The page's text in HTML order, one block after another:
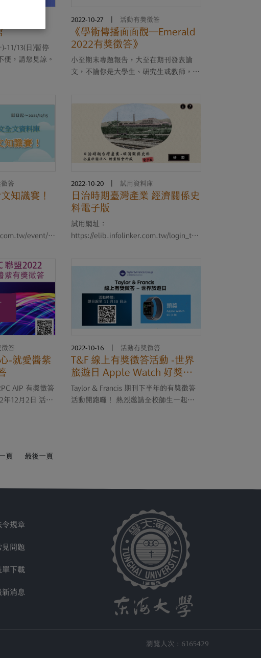
11/13(日)暫停
便，請您見諒。
2022-10-27 活動有獎徵答
《學術傳播面面觀—Emerald
2022有獎徵答》
小至期末專題報告，大至在期刊發表論
文，不論你是大學生、研究生或教師，都
除了最嚴謹的同儕審查，網路社群上的發
表也受到越來越多矚目....
答
知識賽！
event/d
即日起
國際博碩士論
續論文知識
過本....
2022-10-20 試用資料庫
日治時期臺灣產業 經濟關係史
料電子版
試用網址：
https://elib.infolinker.com.tw/login_tais
料庫整合兩個部分：「第一部：糖業聯合
會關係史料」以及「第二部：台灣總督府
發行史料等....
徵答
-就愛醬紫
AIP 有獎徵答
年12月2日 活動
2022-10-16 活動有獎徵答
T&F 線上有獎徵答活動 -世界
旅遊日 Apple Watch 好獎帶
回家！即日起-11/30 止
Taylor & Francis 期刊下半年的有獎徵答
活動開跑囉！ 熱烈邀請全校師生一起來
頁 最後一頁
令規章
見問題
單下載
新消息
瀏覽人次 : 6165429